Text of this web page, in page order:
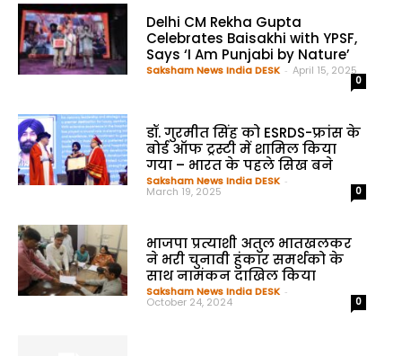
Delhi CM Rekha Gupta
Celebrates Baisakhi with YPSF,
Says ‘I Am Punjabi by Nature’
Saksham News India DESK - April 15, 2025
0
डॉ. गुरमीत सिंह को ESRDS-फ्रांस के
बोर्ड ऑफ ट्रस्टी में शामिल किया
गया – भारत के पहले सिख बने
Saksham News India DESK -
March 19, 2025 0
भाजपा प्रत्याशी अतुल भातखलकर
ने भरी चुनावी हुंकार समर्थको के
साथ नामंकन दाखिल किया
Saksham News India DESK -
October 24, 2024 0